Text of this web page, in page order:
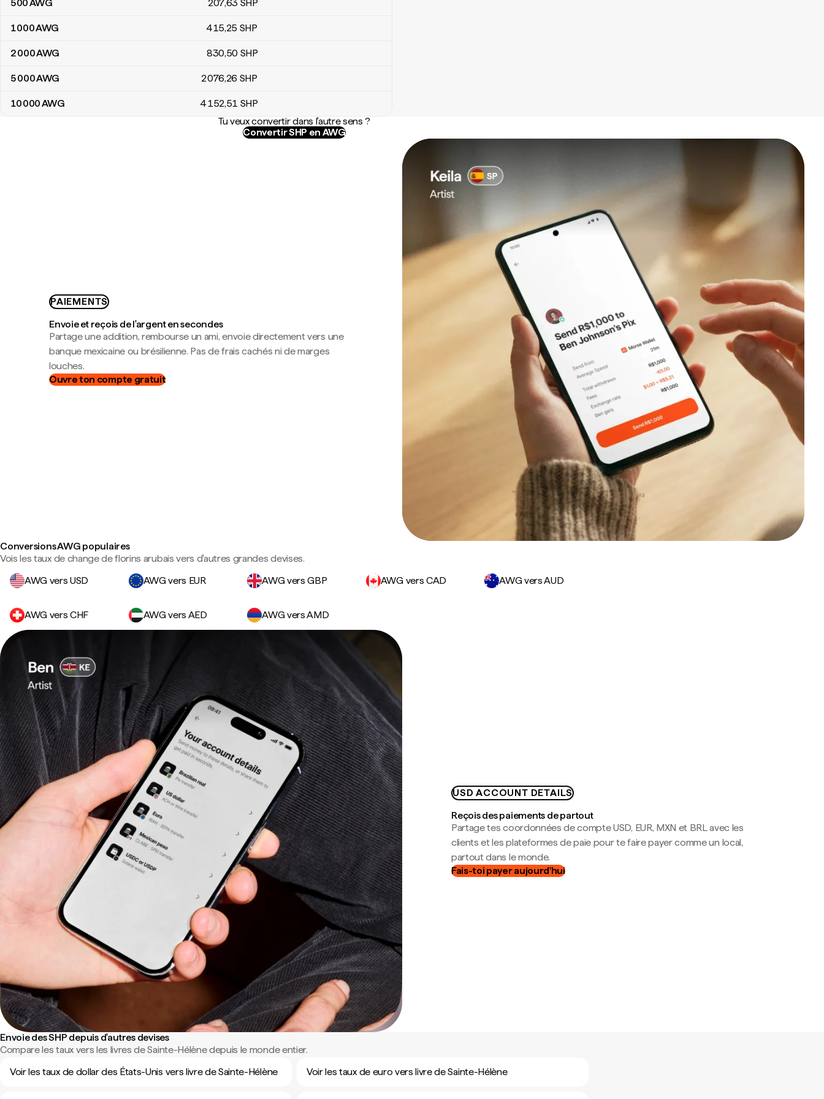
500AWG 207,63 SHP
1 000AWG 415,25 SHP
2 000AWG 830,50 SHP
5 000AWG 2 076,26 SHP
10 000AWG 4 152,51 SHP
Tu veux convertir dans l'autre sens ?
Convertir SHP en AWG
PAIEMENTS
Envoie et reçois de l'argent en secondes
Partage une addition, rembourse un ami, envoie directement vers une
banque mexicaine ou brésilienne. Pas de frais cachés ni de marges
louches.
Ouvre ton compte gratuit
Conversions AWG populaires
Vois les taux de change de florins arubais vers d'autres grandes devises.
AWG vers USD
AWG vers EUR AWG vers GBP AWG vers CAD AWG vers AUD
AWG vers CHF AWG vers AED AWG vers AMD
USD ACCOUNT DETAILS
Reçois des paiements de partout
Partage tes coordonnées de compte USD, EUR, MXN et BRL avec les
clients et les plateformes de paie pour te faire payer comme un local,
partout dans le monde.
Fais-toi payer aujourd'hui
Envoie des SHP depuis d'autres devises
Compare les taux vers les livres de Sainte-Hélène depuis le monde entier.
Voir les taux de dollar des États-Unis vers livre de Sainte-Hélène
Voir les taux de euro vers livre de Sainte-Hélène